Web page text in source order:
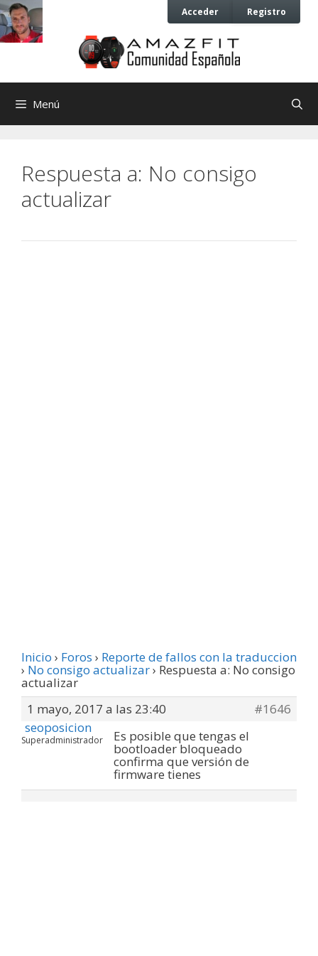
Saltar
al
contenido
Acceder Registro
Saltar
al
contenido
Menú
Respuesta a: No consigo
actualizar
Inicio › Foros › Reporte de fallos con la traduccion
› No consigo actualizar› Respuesta a: No consigo
actualizar
1 mayo, 2017 a las 23:40
#1646
seoposicion
Superadministrador Es posible que tengas el
bootloader bloqueado
confirma que versión de
firmware tienes